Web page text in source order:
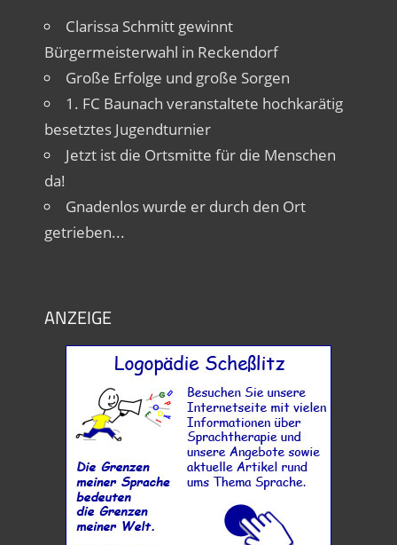
Clarissa Schmitt gewinnt
Bürgermeisterwahl in Reckendorf
Große Erfolge und große Sorgen
1. FC Baunach veranstaltete hochkarätig
besetztes Jugendturnier
Jetzt ist die Ortsmitte für die Menschen
da!
Gnadenlos wurde er durch den Ort
getrieben...
ANZEIGE